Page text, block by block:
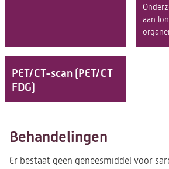
aan
PET/CT-scan (PET/CT
FDG)
Behandelingen
Er bestaat geen geneesmiddel voor